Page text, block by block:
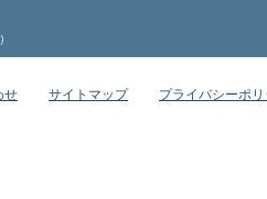
せ サイトマップ プライバシーポ